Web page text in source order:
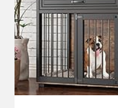
IN
DER
FARBE